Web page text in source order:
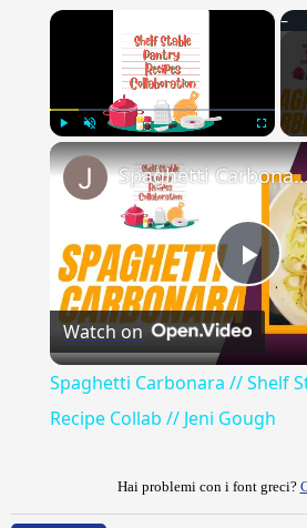
×
Fullscreen
Spaghetti Carbonara // Shelf Stable
Watch on
Spaghetti Carbonara // Shelf
Recipe Collab // Jeni Gough
Hai problemi con i font greci?